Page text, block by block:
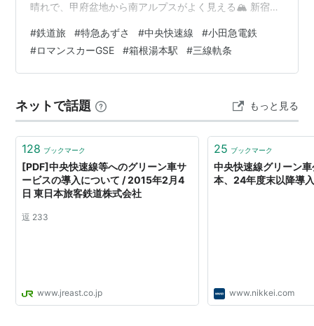
晴れで、甲府盆地から南アルプスがよく見える🏔️ 新宿で
事故やら異音確認やらで頻繁に遅延する中央快速線をす
んなり突破できるか、一抹の不安が😓 今日は今のところ
至って順調😌 ・・・・・ 突然、甲斐大和付近でノロノロ
だけど😯 ・・・・・ 幸いすぐに速度回復し笹子トンネル
へ。 軽症…
#鉄道旅 #特急あずさ #中央快速線 #小田急電鉄
#ロマンスカーGSE #箱根湯本駅 #三線軌条
ネットで話題 もっと見る
128 ブックマーク
[PDF]中央快速線等へのグリーン車サ
ービスの導入について / 2015年2月4
日 東日本旅客鉄道株式会社
逗 233
www.jreast.co.jp
25 ブックマーク
中央快速線グリーン
本、24年度末以降導
www.nikkei.com